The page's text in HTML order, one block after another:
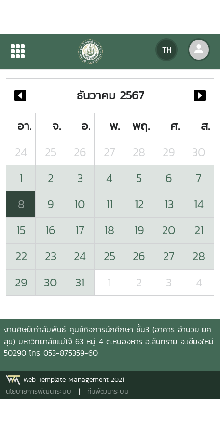
TH
ปฏิทินกิจกรรมของหน่วยงาน
ปฏิทินกิจกรรมของหน่วยงาน
ธันวาคม 2567
อา.
จ. อ. พ. พฤ. ศ.
ส.
24
25 26 27 28 29
30
1
2 3 4 5 6
7
8
9 10 11 12 13
14
15
16 17 18 19 20
21
22
23 24 25 26 27
28
29
30 31 1 2 3 4
งานศิษย์เก่าสัมพันธ์ ศูนย์กิจการนักศึกษา ชั้น3 (อาคาร อำนวย ยศ
สุข) มหาวิทยาลัยแม่โจ้ 63 หมู่ 4 ต.หนองหาร อ.สันทราย จ.เชียงใหม่
50290 โทร 053-875359-60
Web Template Management 2021
นโยบายการพัฒนาระบบ | ทีมพัฒนาระบบ